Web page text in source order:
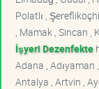
Polatlı ,
, Mamak , Sincan
İşyeri Dezenfekte
Adana , Adıyaman
Antalya , Artvin ,